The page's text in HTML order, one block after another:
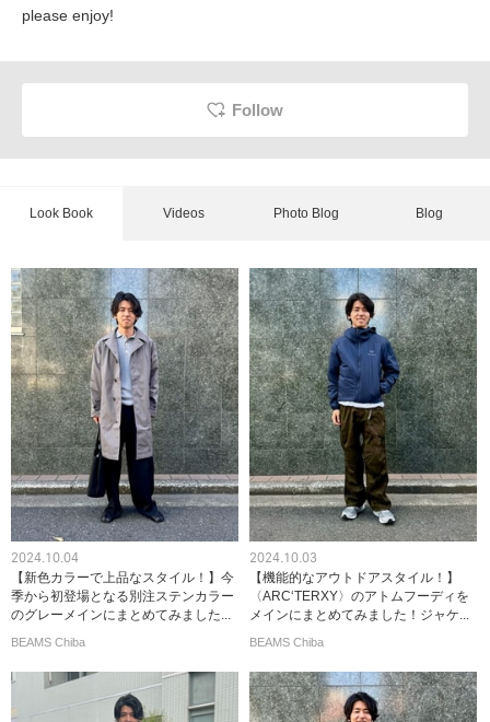
please enjoy!
Follow
Look Book Videos Photo Blog Blog
2024.10.04
【新色カラーで上品なスタイル！】今
季から初登場となる別注ステンカラー
のグレーメインにまとめてみました...
BEAMS Chiba
2024.10.03
【機能的なアウトドアスタイル！】
〈ARC‘TERXY〉のアトムフーディを
メインにまとめてみました！ジャケ...
BEAMS Chiba